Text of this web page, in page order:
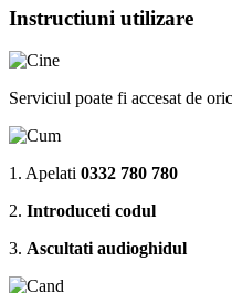
Instructiuni utilizare
Serviciul poate fi accesat de
1. Apelati 0332 780 780
2. Introduceti codul
3. Ascultati audioghidul